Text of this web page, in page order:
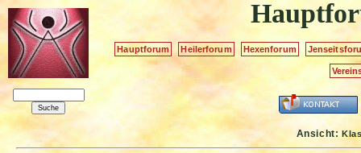
Hauptforum Heilerforum Hexenforum
Ansicht: